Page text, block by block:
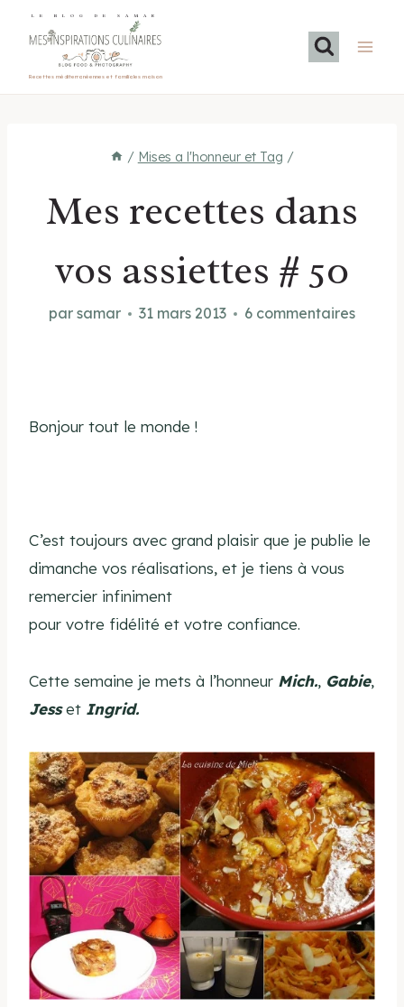
LE BLOG DE SAMAR
Recettes méditerranéennes et familiales maison
/ Mises a l'honneur et Tag /
Mes recettes dans
vos assiettes # 50
par samar 31 mars 2013 6 commentaires
Bonjour tout le monde !
C’est toujours avec grand plaisir que je publie le
dimanche vos réalisations, et je tiens à vous
remercier infiniment
pour votre fidélité et votre confiance.
Cette semaine je mets à l’honneur Mich., Gabie,
Jesset Ingrid.